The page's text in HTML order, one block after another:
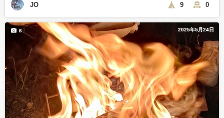
JO 9 0
2025年5月24日
6